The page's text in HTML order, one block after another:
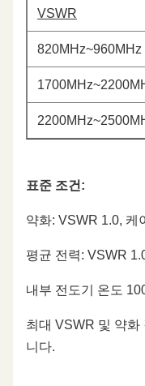
VSWR
820MHz~960MHz
표준 조건:
약화: VSWR 1.0, 케
평균 전력: VSWR
내부 전도기 온도
최대 VSWR 및 약화
니다.